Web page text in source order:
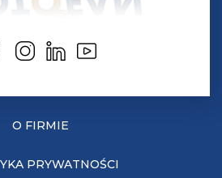
O FIRMIE
PRYWATNOŚCI